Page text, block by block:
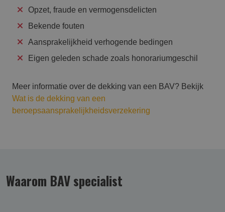
Opzet, fraude en vermogensdelicten
Bekende fouten
Aansprakelijkheid verhogende bedingen
Eigen geleden schade zoals honorariumgeschil
Meer informatie over de dekking van een BAV? Bekijk
Wat is de dekking van een
beroepsaansprakelijkheidsverzekering
Waarom BAV specialist